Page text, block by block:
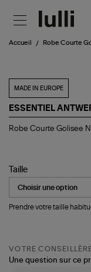
Accueil Robe Courte
MADE IN EUROPE
ESSENTIEL
Robe
Robe Courte Golisee
Taille
Prendre votre taille
VOTRE
Une question sur ce